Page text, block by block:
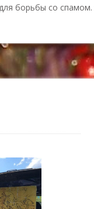
борьбы со спамом.